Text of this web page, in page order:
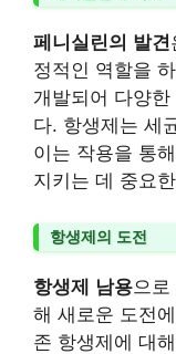
페니실린의 발견
정적인 역할을
개발되어 다양
다. 항생제는 세
이는 작용을 통
지키는 데 중요
항생제의 도전
항생제 남용으
해 새로운 도전
존 항생제에 대